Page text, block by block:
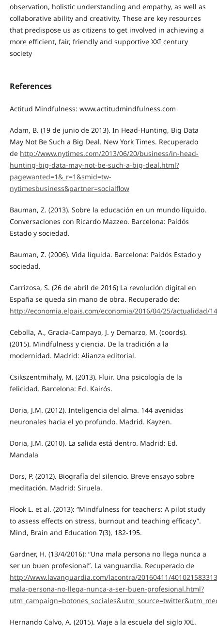
observation, holistic understanding and empathy, as well as
collaborative ability and creativity. These are key resources
that predispose us as citizens to get involved in achieving a
more efficient, fair, friendly and supportive XXI century
society
References
Actitud Mindfulness: www.actitudmindfulness.com
Adam, B. (19 de junio de 2013). In Head-Hunting, Big Data
May Not Be Such a Big Deal. New York Times. Recuperado
de http://www.nytimes.com/2013/06/20/business/in-head-
hunting-big-data-may-not-be-such-a-big-deal.html?
pagewanted=1&_r=1&smid=tw-
nytimesbusiness&partner=socialflow
Bauman, Z. (2013). Sobre la educación en un mundo líquido.
Conversaciones con Ricardo Mazzeo. Barcelona: Paidós
Estado y sociedad.
Bauman, Z. (2006). Vida líquida. Barcelona: Paidós Estado y
sociedad.
Carrizosa, S. (26 de abril de 2016) La revolución digital en
España se queda sin mano de obra. Recuperado de:
http://economia.elpais.com/economia/2016/04/25/actualidad/
Cebolla, A., Gracia-Campayo, J. y Demarzo, M. (coords).
(2015). Mindfulness y ciencia. De la tradición a la
modernidad. Madrid: Alianza editorial.
Csikszentmihaly, M. (2013). Fluir. Una psicología de la
felicidad. Barcelona: Ed. Kairós.
Doria, J.M. (2012). Inteligencia del alma. 144 avenidas
neuronales hacia el yo profundo. Madrid. Kayzen.
Doria, J.M. (2010). La salida está dentro. Madrid: Ed.
Mandala
Dors, P. (2012). Biografía del silencio. Breve ensayo sobre
meditación. Madrid: Siruela.
Flook L. et al. (2013): “Mindfulness for teachers: A pilot study
to assess effects on stress, burnout and teaching efficacy”.
Mind, Brain and Education 7(3), 182-195.
Gardner, H. (13/4/2016): “Una mala persona no llega nunca a
ser un buen profesional”. La vanguardia. Recuperado de
http://www.lavanguardia.com/lacontra/20160411/
mala-persona-no-llega-nunca-a-ser-buen-profesional.html?
Hernando Calvo, A. (2015). Viaje a la escuela del siglo XXI.